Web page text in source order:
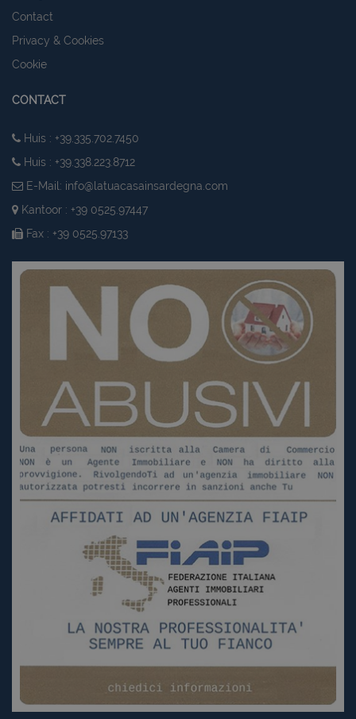
Contact
Privacy & Cookies
Cookie
CONTACT
Huis : +39.335.702.7450
Huis : +39.338.223.8712
E-Mail: info@latuacasainsardegna.com
Kantoor : +39 0525.97447
Fax : +39 0525.97133